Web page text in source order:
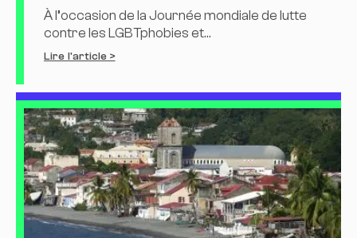
À l’occasion de la Journée mondiale de lutte
contre les LGBTphobies et...
Lire l'article >